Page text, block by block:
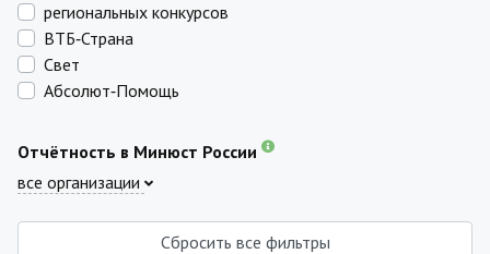
региональных конкурсов
ВТБ‑Страна
Свет
Абсолют‑Помощь
Отчётность в Минюст России
все организации
Сбросить все фильтры